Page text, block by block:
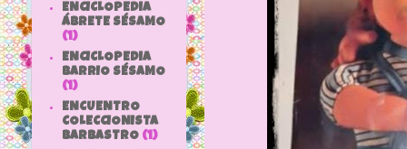
ENCICLOPEDIA
ÁBRETE SÉSAMO
(1)
ENCICLOPEDIA
BARRIO SÉSAMO
(1)
ENCUENTRO
COLECCIONISTA
BARBASTRO (1)